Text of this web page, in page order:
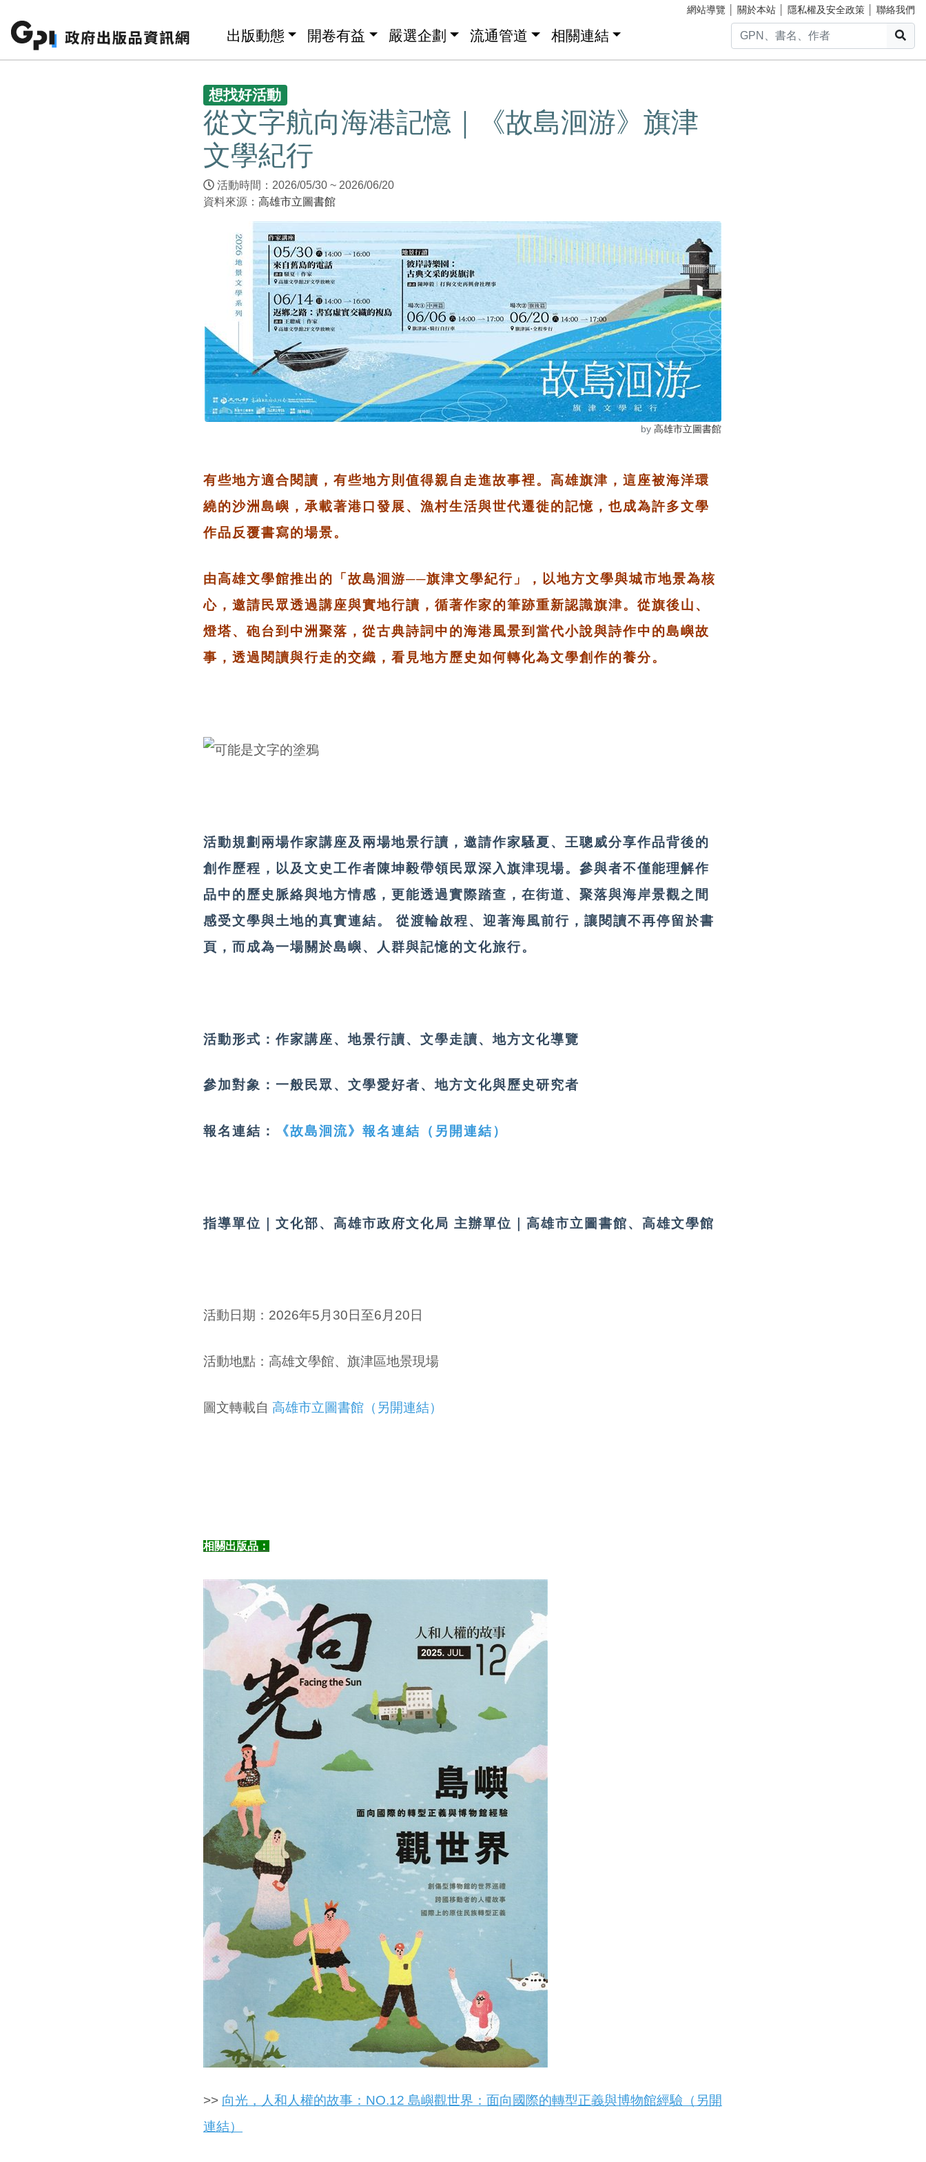
網站導覽 關於本站 隱私權及安全政策 聯絡我們
出版動態 開卷有益 嚴選企劃 流通管道 相關連結
想找好活動
從文字航向海港記憶｜《故島洄游》旗津
文學紀行
活動時間：2026/05/30 ~ 2026/06/20
資料來源： 高雄市立圖書館
by 高雄市立圖書館
有些地方適合閱讀，有些地方則值得親自走進故事裡。高雄旗津，這座被海洋環
繞的沙洲島嶼，承載著港口發展、漁村生活與世代遷徙的記憶，也成為許多文學
作品反覆書寫的場景。
由高雄文學館推出的「故島洄游──旗津文學紀行」，以地方文學與城市地景為核
心，邀請民眾透過講座與實地行讀，循著作家的筆跡重新認識旗津。從旗後山、
燈塔、砲台到中洲聚落，從古典詩詞中的海港風景到當代小說與詩作中的島嶼故
事，透過閱讀與行走的交織，看見地方歷史如何轉化為文學創作的養分。
活動規劃兩場作家講座及兩場地景行讀，邀請作家騷夏、王聰威分享作品背後的
創作歷程，以及文史工作者陳坤毅帶領民眾深入旗津現場。參與者不僅能理解作
品中的歷史脈絡與地方情感，更能透過實際踏查，在街道、聚落與海岸景觀之間
感受文學與土地的真實連結。 從渡輪啟程、迎著海風前行，讓閱讀不再停留於書
頁，而成為一場關於島嶼、人群與記憶的文化旅行。
活動形式： 作家講座、地景行讀、文學走讀、地方文化導覽
參加對象： 一般民眾、文學愛好者、地方文化與歷史研究者
報名連結： 《故島洄流》報名連結（另開連結）
指導單位｜文化部、高雄市政府文化局 主辦單位｜高雄市立圖書館、高雄文學館
活動日期： 2026年5月30日至6月20日
活動地點： 高雄文學館、旗津區地景現場
圖文轉載自 高雄市立圖書館（另開連結）
相關出版品：
>> 向光，人和人權的故事：NO.12 島嶼觀世界：面向國際的轉型正義與博物館經驗（另開
連結）